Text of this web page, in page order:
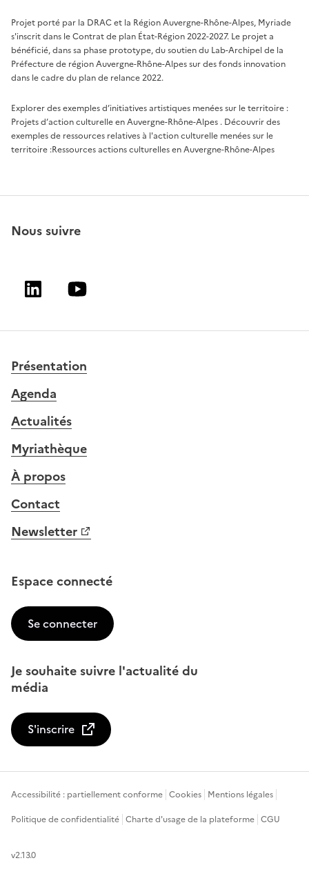
Projet porté par la DRAC et la Région Auvergne-Rhône-Alpes, Myriade
s'inscrit dans le Contrat de plan État-Région 2022-2027. Le projet a
bénéficié, dans sa phase prototype, du soutien du Lab-Archipel de la
Préfecture de région Auvergne-Rhône-Alpes sur des fonds innovation
dans le cadre du plan de relance 2022.
Explorer des exemples d’initiatives artistiques menées sur le territoire :
Projets d’action culturelle en Auvergne-Rhône-Alpes . Découvrir des
exemples de ressources relatives à l'action culturelle menées sur le
territoire :Ressources actions culturelles en Auvergne-Rhône-Alpes
Nous suivre
LinkedinYoutube
Présentation
Agenda
Actualités
Myriathèque
À propos
Contact
Newsletter
Espace connecté
Se connecter
Je souhaite suivre l'actualité du
média
S'inscrire
Accessibilité : partiellement conforme Cookies Mentions légales
Politique de confidentialité Charte d'usage de la plateforme CGU
v2.13.0